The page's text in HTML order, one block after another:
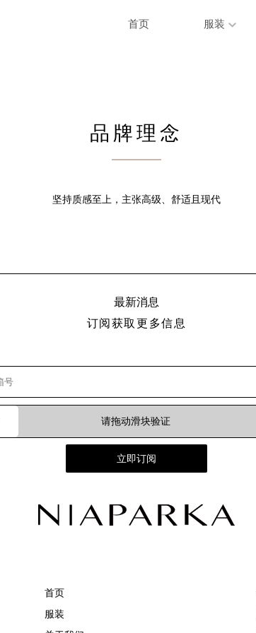
首页 服装
品牌理念
坚持质感至上，主张高级、舒适且现代
最新消息
订阅获取更多信息
请拖动滑块验证
立即订阅
首页
服装